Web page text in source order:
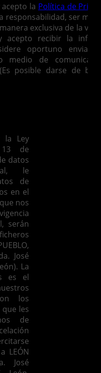
la Política de
responsabilidad, ser
exclusiva de la
acepto recibir la
oportuno
medio de
posible darse de
la Ley
13 de
datos
le
de
en el
nos
serán
José
La
es el
los
les
de
LEÓN
José